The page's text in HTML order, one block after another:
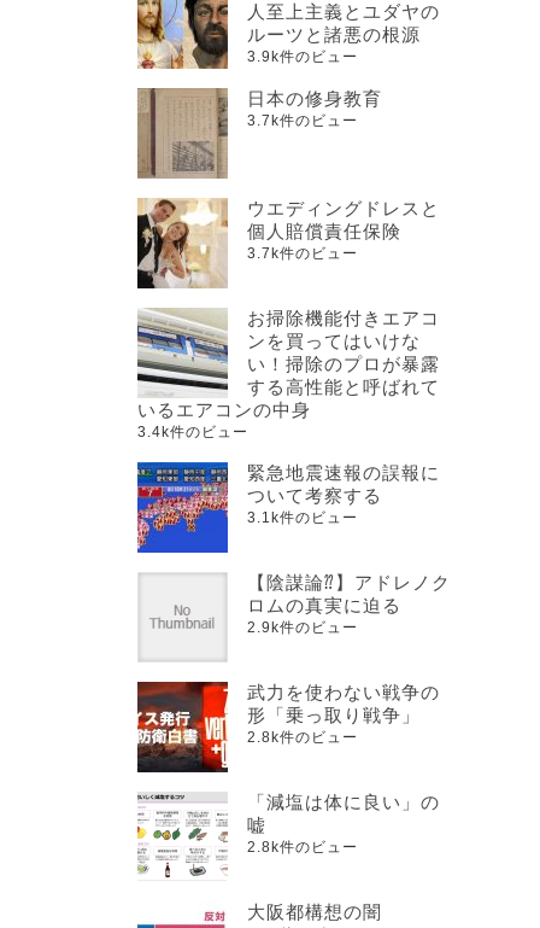
人至上主義とユダヤの
ルーツと諸悪の根源
3.9k件のビュー
日本の修身教育
3.7k件のビュー
ウエディングドレスと
個人賠償責任保険
3.7k件のビュー
お掃除機能付きエアコ
ンを買ってはいけな
い！掃除のプロが暴露
する高性能と呼ばれて
いるエアコンの中身
3.4k件のビュー
緊急地震速報の誤報に
ついて考察する
3.1k件のビュー
【陰謀論⁇】アドレノク
ロムの真実に迫る
2.9k件のビュー
武力を使わない戦争の
形「乗っ取り戦争」
2.8k件のビュー
「減塩は体に良い」の
嘘
2.8k件のビュー
大阪都構想の闇